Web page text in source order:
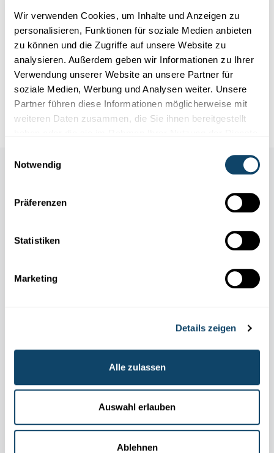
Wir verwenden Cookies, um Inhalte und Anzeigen zu
personalisieren, Funktionen für soziale Medien anbieten
zu können und die Zugriffe auf unsere Website zu
analysieren. Außerdem geben wir Informationen zu Ihrer
Verwendung unserer Website an unsere Partner für
soziale Medien, Werbung und Analysen weiter. Unsere
Partner führen diese Informationen möglicherweise mit
weiteren Daten zusammen, die Sie ihnen bereitgestellt
Notwendig
Präferenzen
Statistiken
Marketing
Details zeigen
Alle zulassen
Auswahl erlauben
Ablehnen
Wissen
WELCHE JOBS GIBT ES IN DER WISSENSCHAFT?
Der Beruf des Astrophysikers
Der Astrophysiker steht mit beiden Beinen auf der Erde und hat
den Kopf in den Wolken. Er ist Spezialist für die Bewegu...
Auch in dieser Rubrik
KOMMUNIKATIOUN
Firwat muss een am Fliger de Flugmodus um